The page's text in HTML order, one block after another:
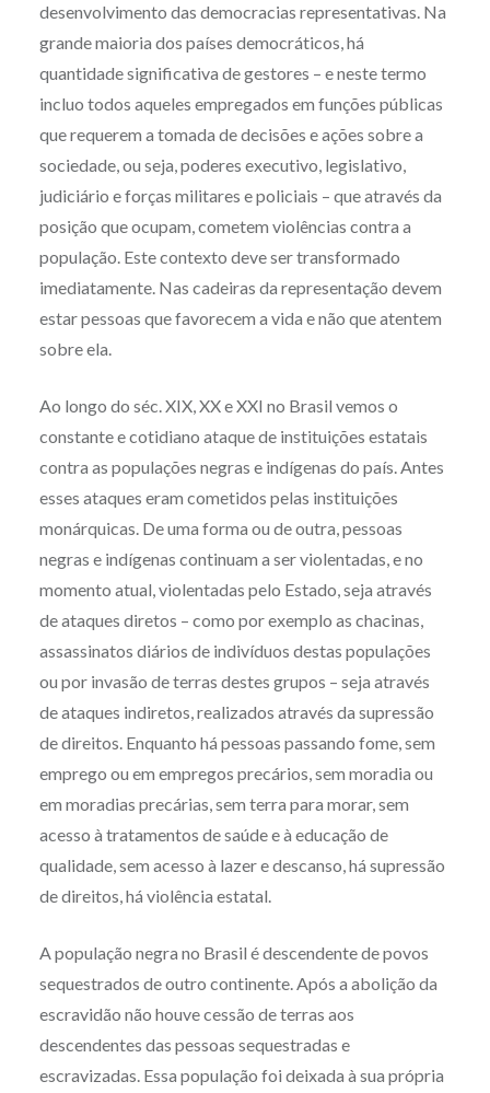
desenvolvimento das democracias representativas. Na
grande maioria dos países democráticos, há
quantidade significativa de gestores – e neste termo
incluo todos aqueles empregados em funções públicas
que requerem a tomada de decisões e ações sobre a
sociedade, ou seja, poderes executivo, legislativo,
judiciário e forças militares e policiais – que através da
posição que ocupam, cometem violências contra a
população. Este contexto deve ser transformado
imediatamente. Nas cadeiras da representação devem
estar pessoas que favorecem a vida e não que atentem
sobre ela.
Ao longo do séc. XIX, XX e XXI no Brasil vemos o
constante e cotidiano ataque de instituições estatais
contra as populações negras e indígenas do país. Antes
esses ataques eram cometidos pelas instituições
monárquicas. De uma forma ou de outra, pessoas
negras e indígenas continuam a ser violentadas, e no
momento atual, violentadas pelo Estado, seja através
de ataques diretos – como por exemplo as chacinas,
assassinatos diários de indivíduos destas populações
ou por invasão de terras destes grupos – seja através
de ataques indiretos, realizados através da supressão
de direitos. Enquanto há pessoas passando fome, sem
emprego ou em empregos precários, sem moradia ou
em moradias precárias, sem terra para morar, sem
acesso à tratamentos de saúde e à educação de
qualidade, sem acesso à lazer e descanso, há supressão
de direitos, há violência estatal.
A população negra no Brasil é descendente de povos
sequestrados de outro continente. Após a abolição da
escravidão não houve cessão de terras aos
descendentes das pessoas sequestradas e
escravizadas. Essa população foi deixada à sua própria